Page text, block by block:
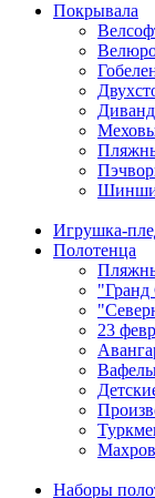
Покрывала
Игрушка-
Полотенца
"Гранд
23
Наборы